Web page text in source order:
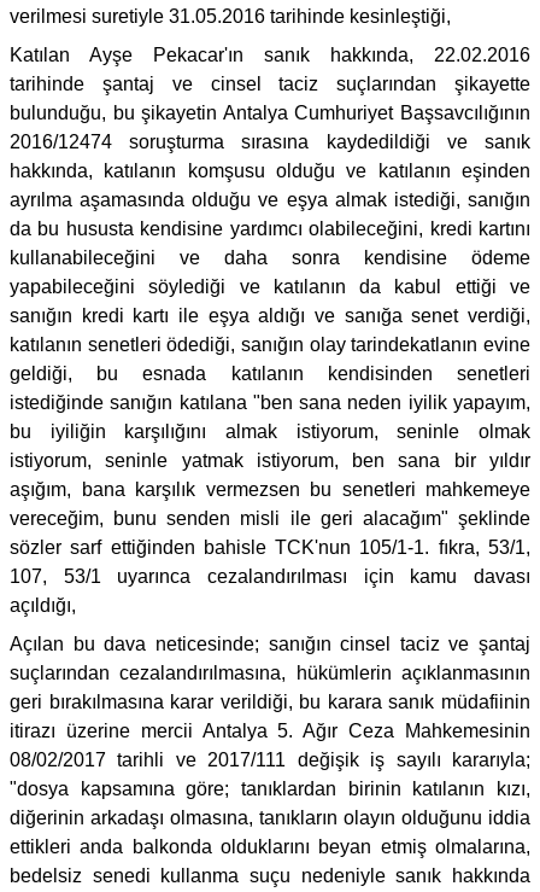
verilmesi suretiyle 31.05.2016 tarihinde kesinleştiği,
Katılan Ayşe Pekacar'ın sanık hakkında, 22.02.2016
tarihinde şantaj ve cinsel taciz suçlarından şikayette
bulunduğu, bu şikayetin Antalya Cumhuriyet Başsavcılığının
2016/12474 soruşturma sırasına kaydedildiği ve sanık
hakkında, katılanın komşusu olduğu ve katılanın eşinden
ayrılma aşamasında olduğu ve eşya almak istediği, sanığın
da bu hususta kendisine yardımcı olabileceğini, kredi kartını
kullanabileceğini ve daha sonra kendisine ödeme
yapabileceğini söylediği ve katılanın da kabul ettiği ve
sanığın kredi kartı ile eşya aldığı ve sanığa senet verdiği,
katılanın senetleri ödediği, sanığın olay tarindekatlanın evine
geldiği, bu esnada katılanın kendisinden senetleri
istediğinde sanığın katılana "ben sana neden iyilik yapayım,
bu iyiliğin karşılığını almak istiyorum, seninle olmak
istiyorum, seninle yatmak istiyorum, ben sana bir yıldır
aşığım, bana karşılık vermezsen bu senetleri mahkemeye
vereceğim, bunu senden misli ile geri alacağım" şeklinde
sözler sarf ettiğinden bahisle TCK'nun 105/1-1. fıkra, 53/1,
107, 53/1 uyarınca cezalandırılması için kamu davası
açıldığı,
Açılan bu dava neticesinde; sanığın cinsel taciz ve şantaj
suçlarından cezalandırılmasına, hükümlerin açıklanmasının
geri bırakılmasına karar verildiği, bu karara sanık müdafiinin
itirazı üzerine mercii Antalya 5. Ağır Ceza Mahkemesinin
08/02/2017 tarihli ve 2017/111 değişik iş sayılı kararıyla;
"dosya kapsamına göre; tanıklardan birinin katılanın kızı,
diğerinin arkadaşı olmasına, tanıkların olayın olduğunu iddia
ettikleri anda balkonda olduklarını beyan etmiş olmalarına,
bedelsiz senedi kullanma suçu nedeniyle sanık hakkında